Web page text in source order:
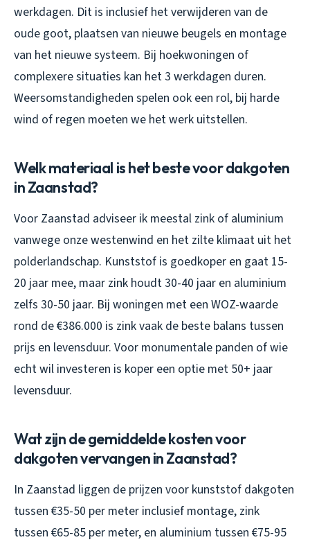
werkdagen. Dit is inclusief het verwijderen van de
oude goot, plaatsen van nieuwe beugels en montage
van het nieuwe systeem. Bij hoekwoningen of
complexere situaties kan het 3 werkdagen duren.
Weersomstandigheden spelen ook een rol, bij harde
wind of regen moeten we het werk uitstellen.
Welk materiaal is het beste voor dakgoten
in Zaanstad?
Voor Zaanstad adviseer ik meestal zink of aluminium
vanwege onze westenwind en het zilte klimaat uit het
polderlandschap. Kunststof is goedkoper en gaat 15-
20 jaar mee, maar zink houdt 30-40 jaar en aluminium
zelfs 30-50 jaar. Bij woningen met een WOZ-waarde
rond de €386.000 is zink vaak de beste balans tussen
prijs en levensduur. Voor monumentale panden of wie
echt wil investeren is koper een optie met 50+ jaar
levensduur.
Wat zijn de gemiddelde kosten voor
dakgoten vervangen in Zaanstad?
In Zaanstad liggen de prijzen voor kunststof dakgoten
tussen €35-50 per meter inclusief montage, zink
tussen €65-85 per meter, en aluminium tussen €75-95